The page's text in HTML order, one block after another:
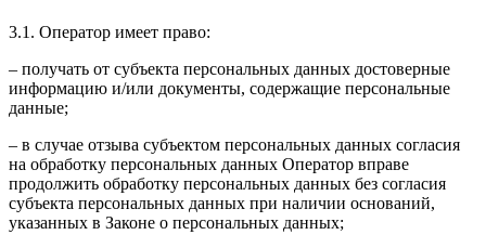
3.1. Оператор имеет право:
– получать от субъекта персональных данных достоверные
информацию и/или документы, содержащие персональные
данные;
– в случае отзыва субъектом персональных данных согласия
на обработку персональных данных Оператор вправе
продолжить обработку персональных данных без согласия
субъекта персональных данных при наличии оснований,
указанных в Законе о персональных данных;